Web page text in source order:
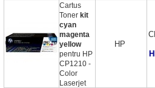
Cartus
Toner kit
cyan
magenta
yellow
pentru HP
CP1210 -
Color
Laserjet
HP